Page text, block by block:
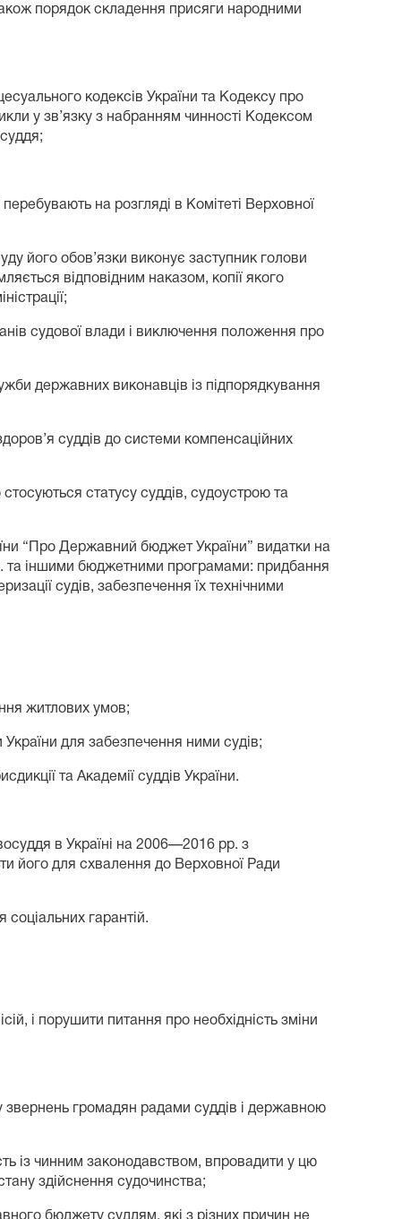
порядок складення присяги народними
кодексів України та Кодексу про
у зв’язку з набранням чинності Кодексом
на розгляді в Комітеті Верховної
його обов’язки виконує заступник голови
відповідним наказом, копії якого
судової влади і виключення положення про
державних виконавців із підпорядкування
суддів до системи компенсаційних
статусу суддів, судоустрою та
“Про Державний бюджет України” видатки на
іншими бюджетними програмами: придбання
судів, забезпечення їх технічними
житлових умов;
України для забезпечення ними судів;
та Академії суддів України.
в Україні на 2006—2016 рр. з
його для схвалення до Верховної Ради
гарантій.
і порушити питання про необхідність зміни
звернень громадян радами суддів і державною
із чинним законодавством, впровадити у цю
здійснення судочинства;